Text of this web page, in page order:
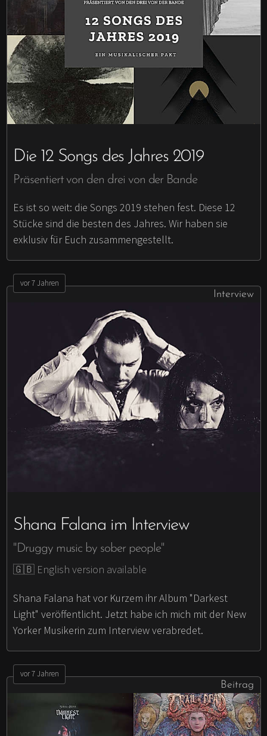
Die 12 Songs des Jahres 2019
Präsentiert von den drei von der Bande
Es ist so weit: die Songs 2019 stehen fest. Diese 12
Stücke sind die besten des Jahres. Wir haben sie
exklusiv für Euch zusammengestellt.
vor 7 Jahren
Interview
Shana Falana im Interview
"Druggy music by sober people"
🇬🇧 English version available
Shana Falana hat vor Kurzem ihr Album "Darkest
Light" veröffentlicht. Jetzt habe ich mich mit der New
Yorker Musikerin zum Interview verabredet.
vor 7 Jahren
Beitrag